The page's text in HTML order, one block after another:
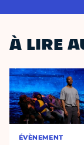
À LIRE
ÉVÈNEMENT